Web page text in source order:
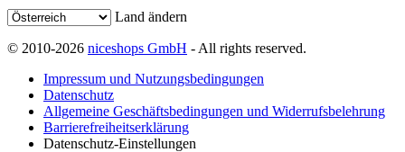
Land ändern
© 2010-2026 niceshops GmbH - All rights reserved.
Impressum und Nutzungsbedingungen
Datenschutz
Allgemeine Geschäftsbedingungen und Widerrufsbelehrung
Barrierefreiheitserklärung
Datenschutz-Einstellungen